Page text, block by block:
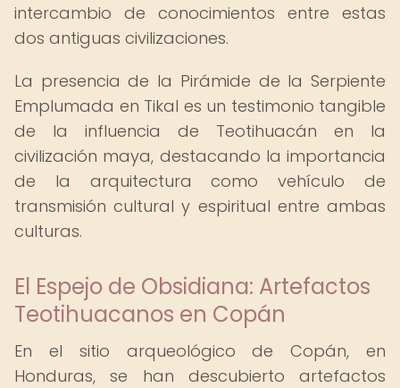
intercambio de conocimientos entre estas
dos antiguas civilizaciones.
La presencia de la Pirámide de la Serpiente
Emplumada en Tikal es un testimonio tangible
de la influencia de Teotihuacán en la
civilización maya, destacando la importancia
de la arquitectura como vehículo de
transmisión cultural y espiritual entre ambas
culturas.
El Espejo de Obsidiana: Artefactos
Teotihuacanos en Copán
En el sitio arqueológico de Copán, en
Honduras, se han descubierto artefactos